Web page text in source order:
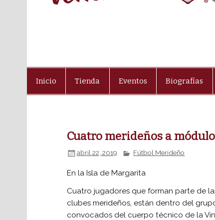
Inicio Tienda Eventos Biografías
Cuatro merideños a
abril 22, 2019 Fútbol Merideño
En la Isla de Margarita
Cuatro jugadores que forman parte de
clubes merideños, están dentro del
convocados del cuerpo técnico de la